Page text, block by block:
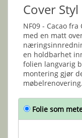
Cover Styl
NF09 - Cacao
med en matt
en holdbarhet
folien langvarig
montering gjør
møbelrenovering.
Folie som